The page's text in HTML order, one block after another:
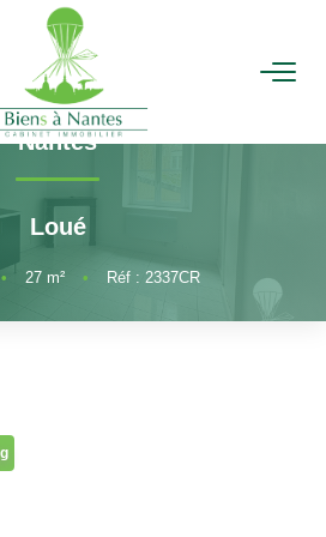
ACHETER
LOUER
ESTIMER
Sommes-Nous
2337CR
T1 BIS - non meublé
Nantes
Loué
• 27 m² • Réf : 2337CR